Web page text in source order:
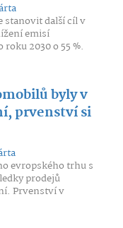
stanovit další cíl v
emisí
2030 o 55 %.
byly v
prvenství si
evropského trhu s
prodejů
Prvenství v